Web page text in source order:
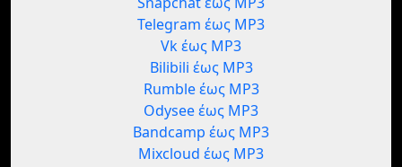
Telegram έως MP3
Vk έως MP3
Bilibili έως MP3
Rumble έως MP3
Odysee έως MP3
Bandcamp έως MP3
Mixcloud έως MP3